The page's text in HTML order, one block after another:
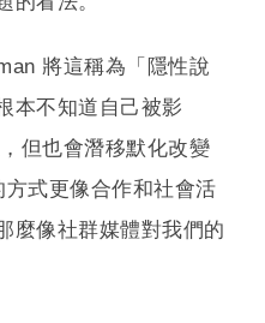
將這稱為「隱性說
本不知道自己被影
但也會潛移默化改變
式更像合作和社會活
麼像社群媒體對我們的